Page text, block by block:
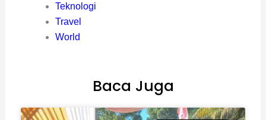
Teknologi
Travel
World
Baca Juga